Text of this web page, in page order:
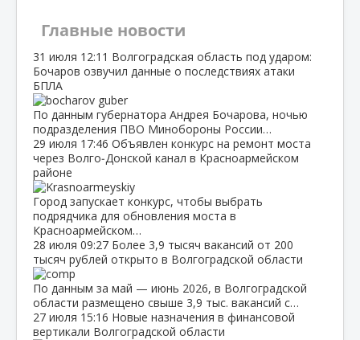
Главные новости
31 июля 12:11 Волгоградская область под ударом:
Бочаров озвучил данные о последствиях атаки
БПЛА
По данным губернатора Андрея Бочарова, ночью
подразделения ПВО Минобороны России…
29 июля 17:46 Объявлен конкурс на ремонт моста
через Волго‑Донской канал в Красноармейском
районе
Город запускает конкурс, чтобы выбрать
подрядчика для обновления моста в
Красноармейском…
28 июля 09:27 Более 3,9 тысяч вакансий от 200
тысяч рублей открыто в Волгоградской области
По данным за май — июнь 2026, в Волгоградской
области размещено свыше 3,9 тыс. вакансий с…
27 июля 15:16 Новые назначения в финансовой
вертикали Волгоградской области